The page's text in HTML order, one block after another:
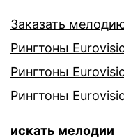
Заказать
Рингтоны
Рингтоны
Рингтоны
искать мелодии